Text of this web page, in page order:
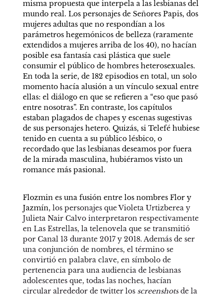
misma propuesta que interpela a las lesbianas del
mundo real. Los personajes de Señores Papis, dos
mujeres adultas que no respondían a los
parámetros hegemónicos de belleza (raramente
extendidos a mujeres arriba de los 40), no hacían
posible esa fantasía casi plástica que suele
consumir el público de hombres heterosexuales.
En toda la serie, de 182 episodios en total, un solo
momento hacía alusión a un vínculo sexual entre
ellas: el diálogo en que se refieren a “eso que pasó
entre nosotras”. En contraste, los capítulos
estaban plagados de chapes y escenas sugestivas
de sus personajes hetero. Quizás, si Telefé hubiese
tenido en cuenta a su público lésbico, o
recordado que las lesbianas deseamos por fuera
de la mirada masculina, hubiéramos visto un
romance más pasional.
Flozmin es una fusión entre los nombres Flor y
Jazmín, los personajes que Violeta Urtizberea y
Julieta Nair Calvo interpretaron respectivamente
en Las Estrellas, la telenovela que se transmitió
por Canal 13 durante 2017 y 2018. Además de ser
una conjunción de nombres, el término se
convirtió en palabra clave, en símbolo de
pertenencia para una audiencia de lesbianas
adolescentes que, todas las noches, hacían
circular alrededor de twitter los screenshots de la